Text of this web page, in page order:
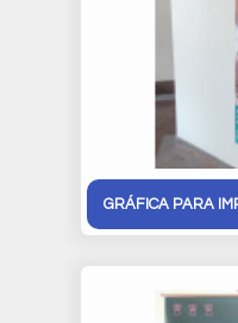
GRÁFICA PARA